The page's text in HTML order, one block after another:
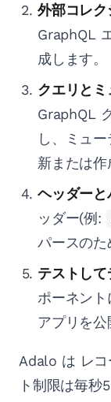
外部コレ
GraphQL
成します。
クエリと
GraphQL
し、ミュ
新または作
ヘッダー
ッダー(例:
パースのた
テストし
ポーネント
アプリを公
Adalo は レコ
ト制限は毎秒